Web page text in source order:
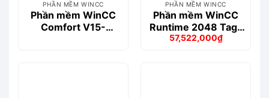
PHẦN MỀM WINCC
Phần mềm WinCC
Comfort V15-
PHẦN MỀM WINCC
Phần mềm WinCC
Runtime 2048 Tags
V15- 6AV2104-
Giá
57,522,000₫
Giá